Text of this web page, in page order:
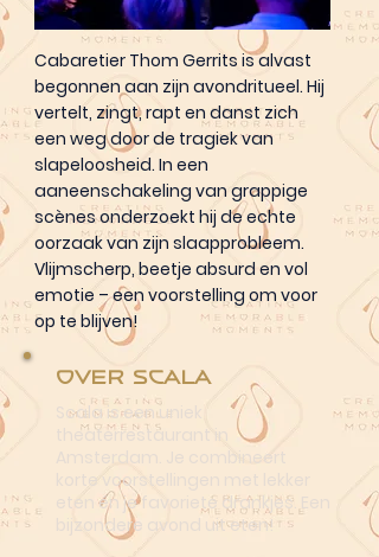
Cabaretier Thom Gerrits is alvast
begonnen aan zijn avondritueel. Hij
vertelt, zingt, rapt en danst zich
een weg door de tragiek van
slapeloosheid. In een
aaneenschakeling van grappige
scènes onderzoekt hij de echte
oorzaak van zijn slaapprobleem.
Vlijmscherp, beetje absurd en vol
emotie – een voorstelling om voor
op te blijven!
Over Scala
Scala is een uniek
theaterrestaurant in
Amsterdam. Je combineert
korte voorstellingen met lekker
eten én je favoriete drankjes. Een
bijzondere avond uit eten!